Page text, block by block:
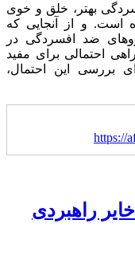
بهتر، خلق و خوی
است. و از آنجایی که
ضد افسردگی در
احتمالی برای مفید
بررسی این احتمال،
https://
راهبردی